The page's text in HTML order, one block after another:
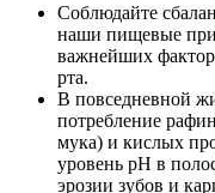
Соблюдайте
наши пищевые
важнейших
рта.
В повседневной
потребление
мука) и кислых
уровень pH в
эрозии зубов и